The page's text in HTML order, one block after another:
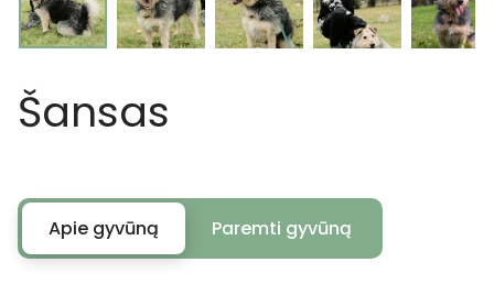
Šansas
Apie gyvūną Paremti gyvūną